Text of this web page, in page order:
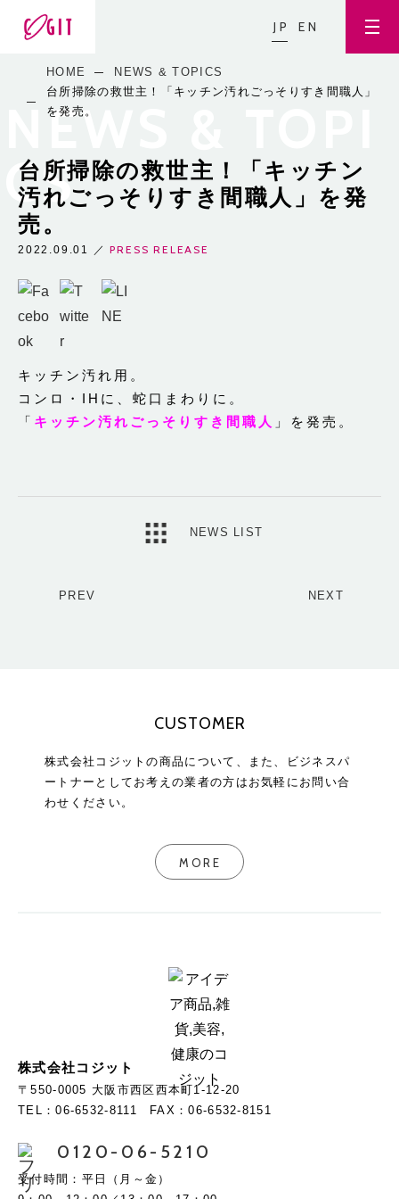
JP EN
NEWS & TOPI
CS
HOME
NEWS & TOPICS
台所掃除の救世主！「キッチン汚れごっそりすき間職人」
を発売。
台所掃除の救世主！「キッチン
汚れごっそりすき間職人」を発
売。
2022.09.01 ／PRESS RELEASE
キッチン汚れ用。
コンロ・IHに、蛇口まわりに。
「 キッチン汚れごっそりすき間職人 」を発売。
NEWS LIST
PREV NEXT
CUSTOMER
株式会社コジットの商品について、また、ビジネスパ
ートナーとしてお考えの業者の方はお気軽にお問い合
わせください。
MORE
株式会社コジット
〒550-0005 大阪市西区西本町1-12-20
TEL：06-6532-8111 FAX：06-6532-8151
0120-06-5210
受付時間：平日（月～金）